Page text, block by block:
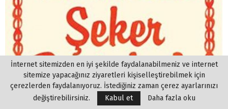
İnternet sitemizden en iyi şekilde faydalanabilmeniz ve internet
sitemize yapacağınız ziyaretleri kişiselleştirebilmek için
çerezlerden faydalanıyoruz. İstediğiniz zaman çerez ayarlarınızı
değiştirebilirsiniz.
Kabul et Daha fazla oku